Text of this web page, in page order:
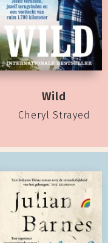
Wild
Cheryl Strayed